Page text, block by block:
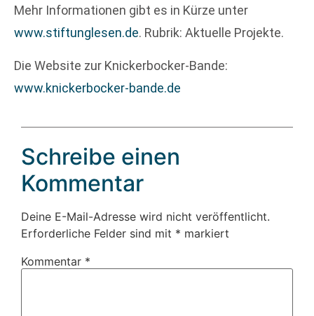
Mehr Informationen gibt es in Kürze unter
www.stiftunglesen.de. Rubrik: Aktuelle Projekte.
Die Website zur Knickerbocker-Bande:
www.knickerbocker-bande.de
Schreibe einen
Kommentar
Deine E-Mail-Adresse wird nicht veröffentlicht.
Erforderliche Felder sind mit * markiert
Kommentar *